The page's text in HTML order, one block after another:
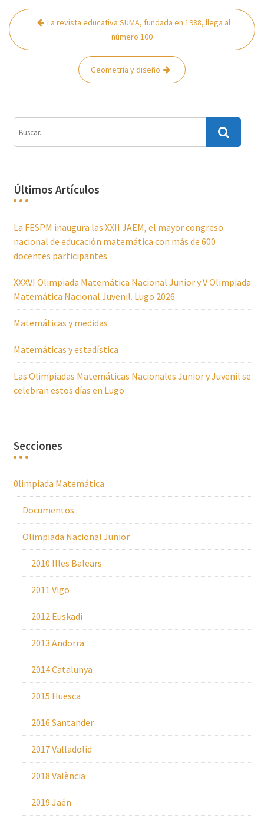
Navegación
de
entradas
La revista educativa SUMA, fundada en 1988, llega al
número 100
Geometría y diseño
Últimos Artículos
La FESPM inaugura las XXII JAEM, el mayor congreso
nacional de educación matemática con más de 600
docentes participantes
XXXVI Olimpiada Matemática Nacional Junior y V Olimpiada
Matemática Nacional Juvenil. Lugo 2026
Matemáticas y medidas
Matemáticas y estadística
Las Olimpiadas Matemáticas Nacionales Junior y Juvenil se
celebran estos días en Lugo
Secciones
0limpiada Matemática
Documentos
Olimpiada Nacional Junior
2010 Illes Balears
2011 Vigo
2012 Euskadi
2013 Andorra
2014 Catalunya
2015 Huesca
2016 Santander
2017 Valladolid
2018 València
2019 Jaén